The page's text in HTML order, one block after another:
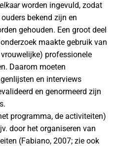
worden ingevuld, zodat
bekend zijn en
gehouden. Een groot deel
maakte gebruik van
professionele
Daarom moeten
en interviews
en genormeerd zijn
programma, de activiteiten)
door het organiseren van
(Fabiano, 2007; zie ook